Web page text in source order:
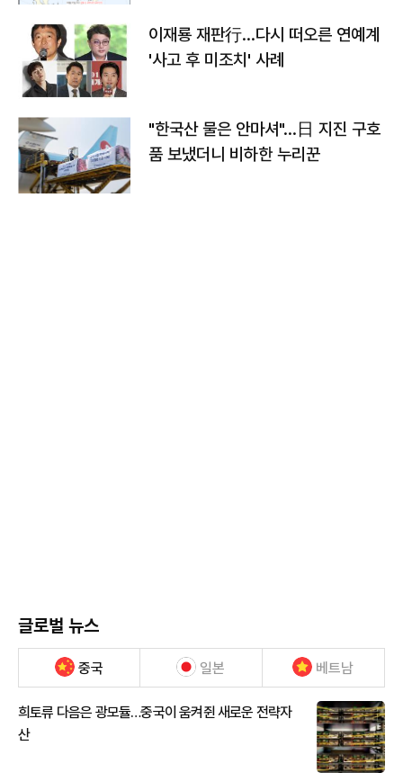
이재룡 재판行…다시 떠오른 연예계
'사고 후 미조치' 사례
"한국산 물은 안마셔"…日 지진 구호
품 보냈더니 비하한 누리꾼
글로벌 뉴스
중국 일본 베트남
희토류 다음은 광모듈…중국이 움켜쥔 새로운 전략자
산